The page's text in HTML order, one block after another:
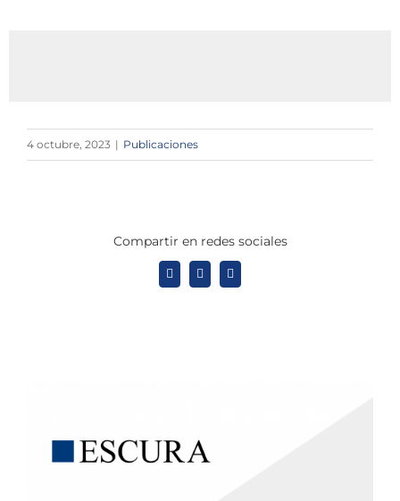
4 octubre, 2023 | Publicaciones
Compartir en redes sociales
X LinkedInWhatsApp